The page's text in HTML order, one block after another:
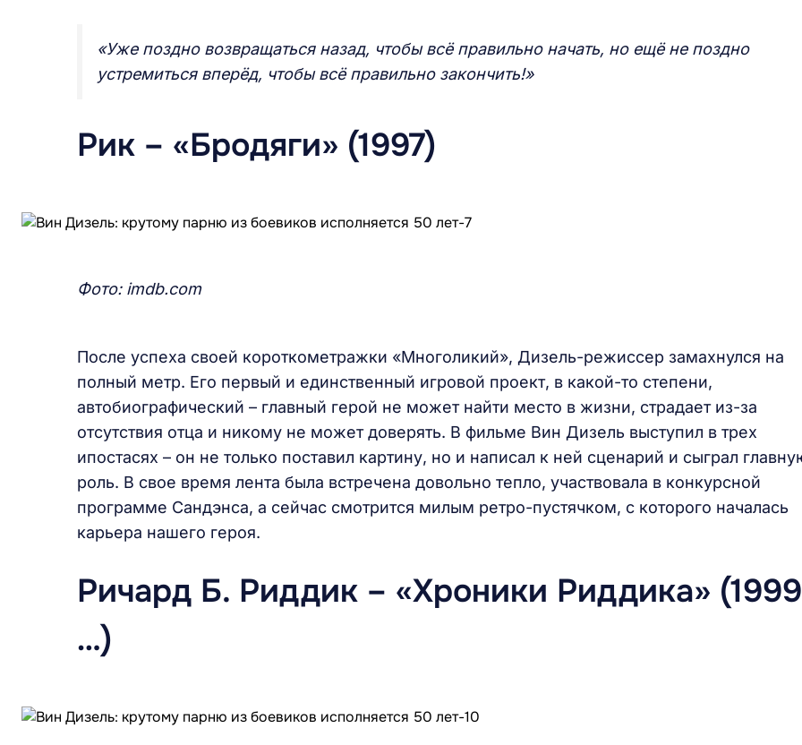
«Уже поздно возвращаться назад, чтобы всё правильно начать, но ещё не поздно
устремиться вперёд, чтобы всё правильно закончить!»
Рик – «Бродяги» (1997)
Фото: imdb.com
После успеха своей короткометражки «Многоликий», Дизель-режиссер замахнулся на
полный метр. Его первый и единственный игровой проект, в какой-то степени,
автобиографический – главный герой не может найти место в жизни, страдает из-за
отсутствия отца и никому не может доверять. В фильме Вин Дизель выступил в трех
ипостасях – он не только поставил картину, но и написал к ней сценарий и сыграл
роль. В свое время лента была встречена довольно тепло, участвовала в конкурсной
программе Сандэнса, а сейчас смотрится милым ретро-пустячком, с которого началась
карьера нашего героя.
Ричард Б. Риддик – «Хроники Риддика»
…)